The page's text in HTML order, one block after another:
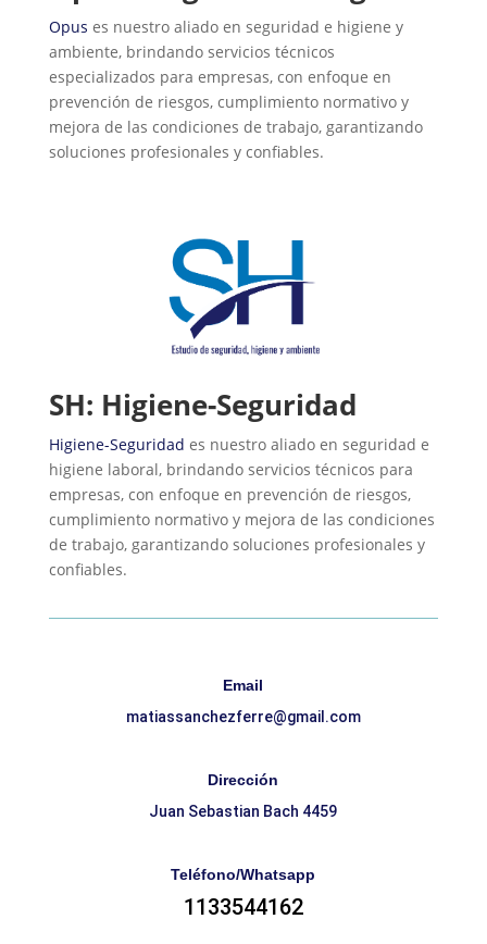
Opus es nuestro aliado en seguridad e higiene y
ambiente, brindando servicios técnicos
especializados para empresas, con enfoque en
prevención de riesgos, cumplimiento normativo y
mejora de las condiciones de trabajo, garantizando
soluciones profesionales y confiables.
SH: Higiene-Seguridad
Higiene-Seguridad es nuestro aliado en seguridad e
higiene laboral, brindando servicios técnicos para
empresas, con enfoque en prevención de riesgos,
cumplimiento normativo y mejora de las condiciones
de trabajo, garantizando soluciones profesionales y
confiables.
Email
matiassanchezferre@gmail.com
Dirección
Juan Sebastian Bach 4459
Teléfono/Whatsapp
1133544162